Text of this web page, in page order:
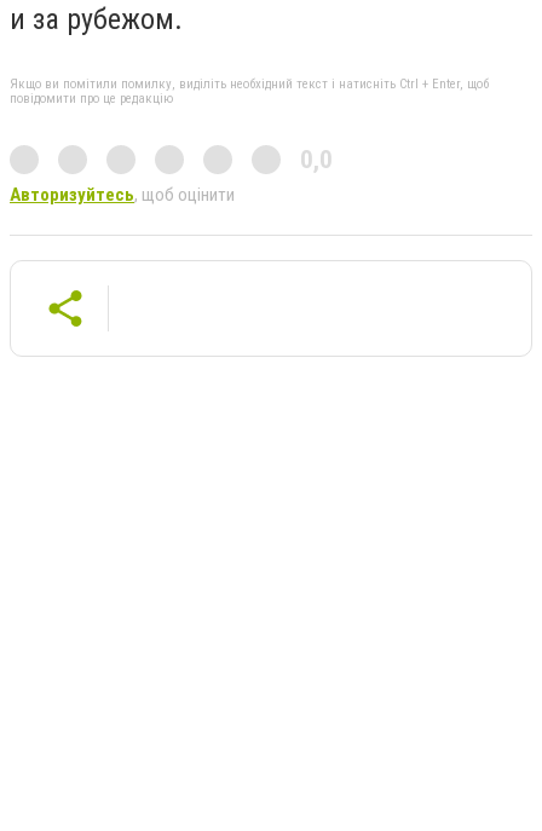
и за рубежом.
Якщо ви помітили помилку, виділіть необхідний текст і натисніть Ctrl + Enter, щоб
повідомити про це редакцію
0,0
Авторизуйтесь, щоб оцінити